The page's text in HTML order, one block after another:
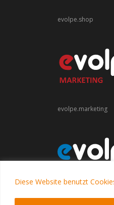
Diese Website benutzt
evolpe.shop
evolpe.marketing
evolpe.software